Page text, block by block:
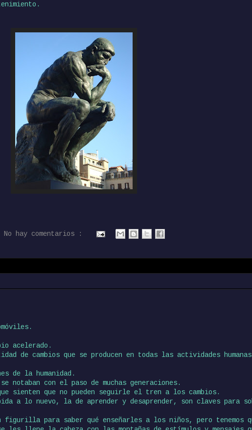
No hay comentarios :
acelerado.
de cambios que se producen en todas las actividades
de la humanidad.
notaban con el paso de muchas generaciones.
sienten que no pueden seguirle el tren a los cambios.
a lo nuevo, la de aprender y desaprender, son claves para
figurilla para saber qué enseñarles a los niños, pero tenemos